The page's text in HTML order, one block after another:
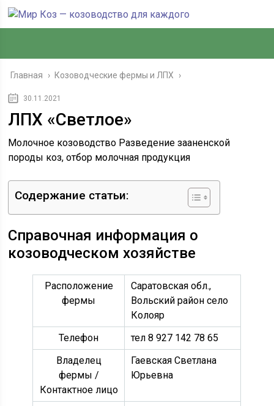
Главная › Козоводческие фермы и ЛПХ ›
30.11.2021
ЛПХ «Светлое»
Молочное козоводство Разведение зааненской
породы коз, отбор молочная продукция
Содержание статьи:
Справочная информация о
козоводческом хозяйстве
Расположение
фермы
Саратовская обл.,
Вольский район село
Колояр
Телефон
тел 8 927 142 78 65
Владелец
фермы /
Контактное лицо
Гаевская Светлана
Юрьевна